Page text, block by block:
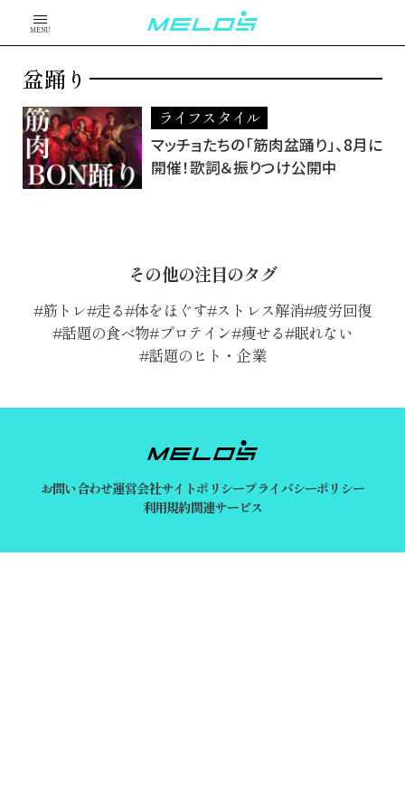
MENU
盆踊り
ライフスタイル
マッチョたちの「筋肉盆踊り」、8月に
開催！歌詞＆振りつけ公開中
その他の注目のタグ
筋トレ 走る 体をほぐす ストレス解消 疲労回復
話題の食べ物 プロテイン 痩せる 眠れない
話題のヒト・企業
お問い合わせ運営会社サイトポリシープライバシーポリシー
利用規約関連サービス